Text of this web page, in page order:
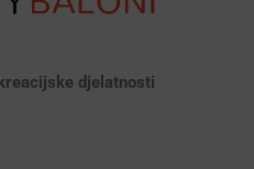
djelatnosti